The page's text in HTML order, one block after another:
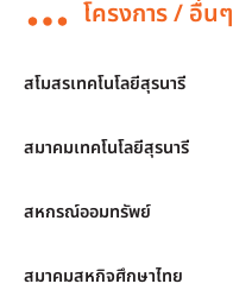
โครงการ / อื่นๆ
สโมสรเทคโนโลยีสุรนารี
สมาคมเทคโนโลยีสุรนารี
สหกรณ์ออมทรัพย์
สมาคมสหกิจศึกษาไทย